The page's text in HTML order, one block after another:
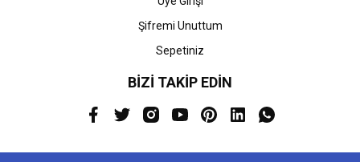
Şifremi Unuttum
Sepetiniz
BİZİ TAKİP EDİN